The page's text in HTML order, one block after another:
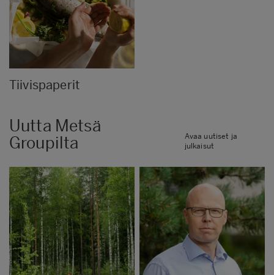
Tiivispaperit
Uutta Metsä
Groupilta
Avaa uutiset ja
julkaisut